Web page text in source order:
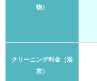
物）
クリーニング料金（浴
衣）